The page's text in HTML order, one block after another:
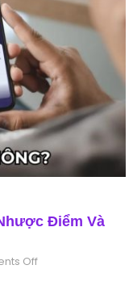
Điểm Và
Offon Review ELSA